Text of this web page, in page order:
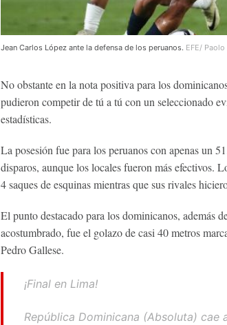
Jean Carlos López ante la defensa de los peruanos. EFE/ Paolo
No obstante en la nota positiva para los
pudieron competir de tú a tú con un seleccionado
estadísticas.
La posesión fue para los peruanos con apenas un
disparos, aunque los locales fueron más efectivos.
4 saques de esquinas mientras que sus rivales
El punto destacado para los dominicanos, además
acostumbrado, fue el golazo de casi 40 metros
Pedro Gallese.
¡Final en Lima!
República Dominicana (Absoluta) cae